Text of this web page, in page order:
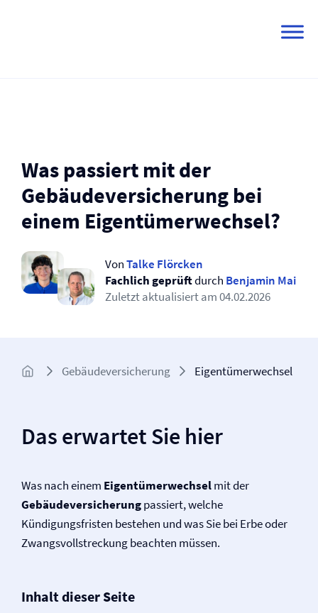
Was passiert mit der
Gebäude­versicherung bei
einem Eigentümerwechsel?
VonTalke Flörcken
Fachlich geprüftdurch Benjamin Mai
Zuletzt aktualisiert am04.02.2026
Gebäude­­versicherung Eigentümerwechsel
Das erwartet Sie hier
Was nach einem Eigentümerwechselmit der
Gebäude­­versicherungpassiert, welche
Kündigungsfristen bestehen und was Sie bei Erbe oder
Zwangsvollstreckung beachten müssen.
Inhalt dieser Seite